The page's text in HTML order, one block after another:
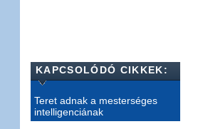
KAPCSOLÓDÓ CIKKEK:
Teret adnak a mesterséges
intelligenciának